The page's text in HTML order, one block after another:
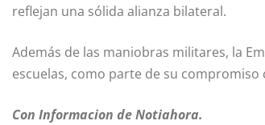
reflejan una sólida alianza bilateral.
Además de las maniobras militares, la
escuelas, como parte de su compromiso
Con Informacion de Notiahora.